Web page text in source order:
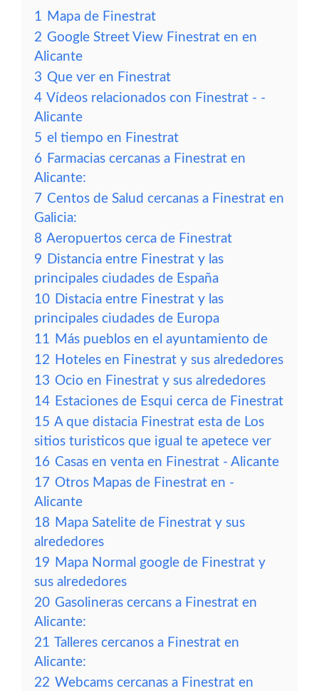
1 Mapa de Finestrat
2 Google Street View Finestrat en en
Alicante
3 Que ver en Finestrat
4 Vídeos relacionados con Finestrat - -
Alicante
5 el tiempo en Finestrat
6 Farmacias cercanas a Finestrat en
Alicante:
7 Centos de Salud cercanas a Finestrat en
Galicia:
8 Aeropuertos cerca de Finestrat
9 Distancia entre Finestrat y las
principales ciudades de España
10 Distacia entre Finestrat y las
principales ciudades de Europa
11 Más pueblos en el ayuntamiento de
12 Hoteles en Finestrat y sus alrededores
13 Ocio en Finestrat y sus alrededores
14 Estaciones de Esqui cerca de Finestrat
15 A que distacia Finestrat esta de Los
sitios turisticos que igual te apetece ver
16 Casas en venta en Finestrat - Alicante
17 Otros Mapas de Finestrat en -
Alicante
18 Mapa Satelite de Finestrat y sus
alrededores
19 Mapa Normal google de Finestrat y
sus alrededores
20 Gasolineras cercans a Finestrat en
Alicante:
21 Talleres cercanos a Finestrat en
Alicante:
22 Webcams cercanas a Finestrat en